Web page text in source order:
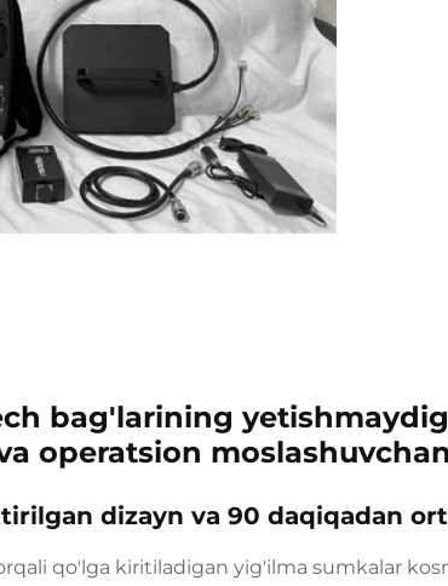
bag'larining
operatsion
dizayn va 90 daqiqadan
qo'lga kiritiladigan yig'ilma sumkalar